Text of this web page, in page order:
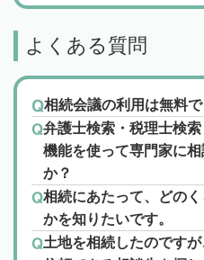
よくある質問
相続会議の利用は無料
弁護士検索・税理士検
機能を使って専門家に
か？
相続にあたって、どの
かを知りたいです。
土地を相続したのです